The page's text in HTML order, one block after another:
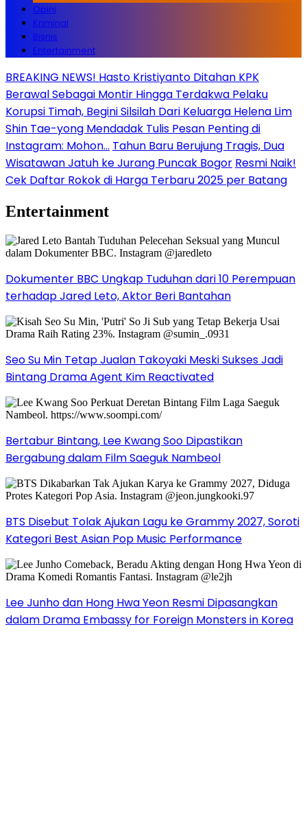
Opini
Kriminal
Bisnis
Entertainment
BREAKING NEWS! Hasto Kristiyanto Ditahan KPK
Berawal Sebagai Montir Hingga Terdakwa Pelaku
Korupsi Timah, Begini Silsilah Dari Keluarga Helena Lim
Shin Tae-yong Mendadak Tulis Pesan Penting di
Instagram: Mohon… Tahun Baru Berujung Tragis, Dua
Wisatawan Jatuh ke Jurang Puncak Bogor Resmi Naik!
Cek Daftar Rokok di Harga Terbaru 2025 per Batang
Entertainment
Dokumenter BBC Ungkap Tuduhan dari 10 Perempuan
terhadap Jared Leto, Aktor Beri Bantahan
Seo Su Min Tetap Jualan Takoyaki Meski Sukses Jadi
Bintang Drama Agent Kim Reactivated
Bertabur Bintang, Lee Kwang Soo Dipastikan
Bergabung dalam Film Saeguk Nambeol
BTS Disebut Tolak Ajukan Lagu ke Grammy 2027, Soroti
Kategori Best Asian Pop Music Performance
Lee Junho dan Hong Hwa Yeon Resmi Dipasangkan
dalam Drama Embassy for Foreign Monsters in Korea